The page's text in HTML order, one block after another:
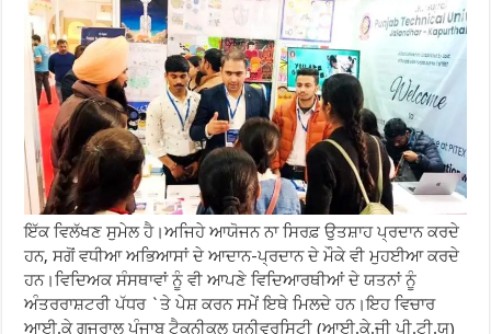
ਇੱਕ ਵਿਲੱਖਣ ਸੁਮੇਲ ਹੈ।ਅਜਿਹੇ ਆਯੋਜਨ ਨਾ ਸਿਰਫ਼ ਉਤਸ਼ਾਹ ਪ੍ਰਦਾਨ ਕਰਦੇ
ਹਨ, ਸਗੋਂ ਵਧੀਆ ਅਭਿਆਸਾਂ ਦੇ ਆਦਾਨ-ਪ੍ਰਦਾਨ ਦੇ ਮੌਕੇ ਵੀ ਮੁਹਈਆ ਕਰਦੇ
ਹਨ।ਵਿਦਿਅਕ ਸੰਸਥਾਵਾਂ ਨੂੰ ਵੀ ਆਪਣੇ ਵਿਦਿਆਰਥੀਆਂ ਦੇ ਯਤਨਾਂ ਨੂੰ
ਅੰਤਰਰਾਸ਼ਟਰੀ ਪੱਧਰ `ਤੇ ਪੇਸ਼ ਕਰਨ ਸਮੇਂ ਇਥੇ ਮਿਲਦੇ ਹਨ।ਇਹ ਵਿਚਾਰ
ਆਈ.ਕੇ ਗੁਜਰਾਲ ਪੰਜਾਬ ਟੈਕਨੀਕਲ ਯੂਨੀਵਰਸਿਟੀ (ਆਈ.ਕੇ.ਜੀ ਪੀ.ਟੀ.ਯੂ)